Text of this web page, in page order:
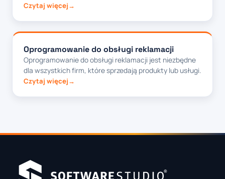
Czytaj więcej
Oprogramowanie do obsługi reklamacji
Oprogramowanie do obsługi reklamacji jest niezbędne
dla wszystkich firm, które sprzedają produkty lub usługi.
Czytaj więcej